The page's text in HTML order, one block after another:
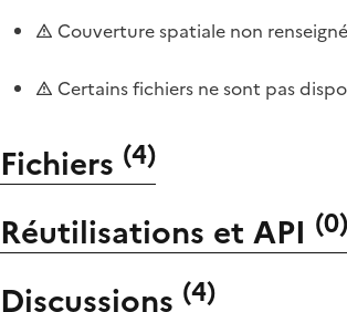
Couverture spatiale non
Certains fichiers ne sont pas
Fichiers (4)
Réutilisations et API (0)
Discussions (4)